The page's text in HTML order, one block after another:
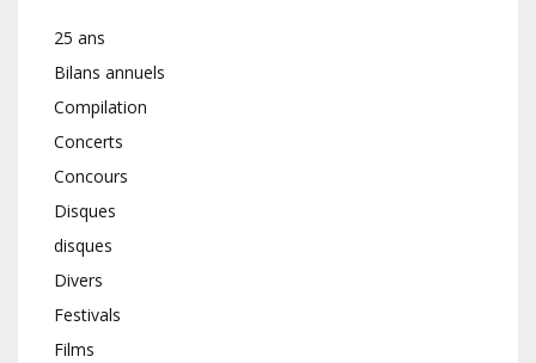
25 ans
Bilans annuels
Compilation
Concerts
Concours
Disques
disques
Divers
Festivals
Films